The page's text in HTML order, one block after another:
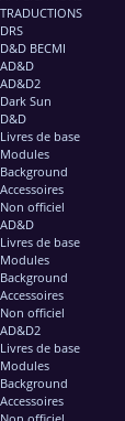
TRADUCTIONS
DRS
D&D BECMI
AD&D
AD&D2
Dark Sun
D&D
Livres de base
Modules
Background
Accessoires
Non officiel
AD&D
Livres de base
Modules
Background
Accessoires
Non officiel
AD&D2
Livres de base
Modules
Background
Accessoires